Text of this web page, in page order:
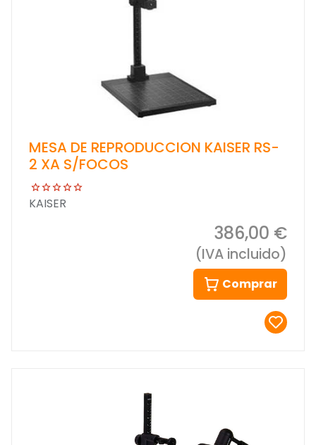
MESA DE REPRODUCCION KAISER RS-
2 XA S/FOCOS
KAISER
386,00 €
(IVA incluido)
Comprar